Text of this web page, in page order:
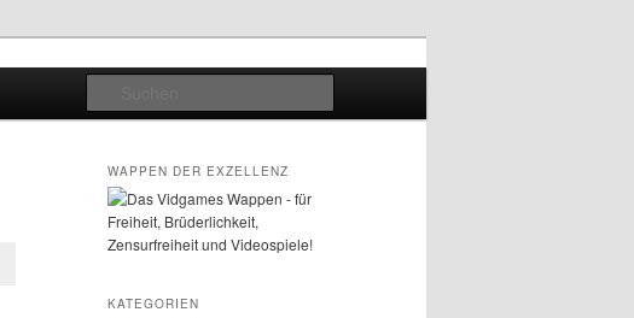
WAPPEN DER EXZELLENZ
KATEGORIEN